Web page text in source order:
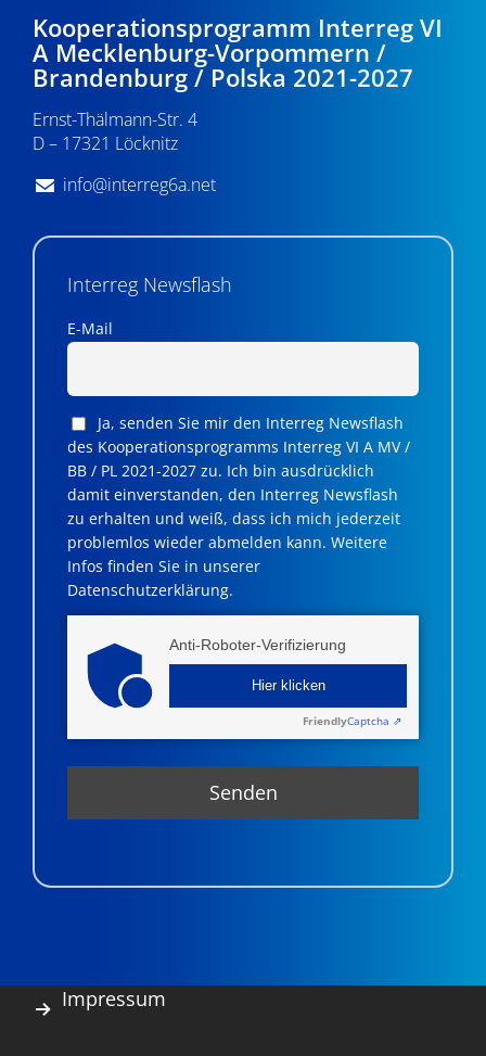
Kooperationsprogramm Interreg VI
A Mecklenburg-Vorpommern /
Brandenburg / Polska 2021-2027
Ernst-Thälmann-Str. 4
D – 17321 Löcknitz
info@interreg6a.net
Interreg Newsflash
E-Mail
Ja, senden Sie mir den Interreg Newsflash
des Kooperationsprogramms Interreg VI A MV /
BB / PL 2021-2027 zu. Ich bin ausdrücklich
damit einverstanden, den Interreg Newsflash
zu erhalten und weiß, dass ich mich jederzeit
problemlos wieder abmelden kann. Weitere
Infos finden Sie in unserer
Datenschutzerklärung.
Anti-Roboter-Verifizierung
Hier klicken
FriendlyCaptcha ⇗
Impressum